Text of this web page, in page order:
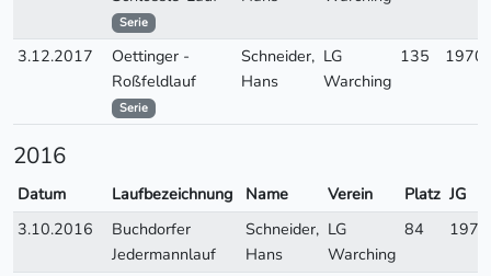
Serie
3.12.2017
Oettinger -
Roßfeldlauf
Serie
Schneider,
Hans
LG
Warching
135 1970
2016
Datum Laufbezeichnung Name Verein Platz JG
3.10.2016
Buchdorfer
Jedermannlauf
Schneider,
Hans
LG
Warching
84 1970